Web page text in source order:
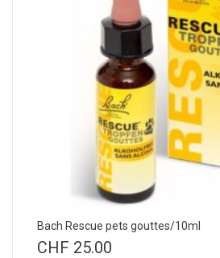
Bach Rescue pets gouttes/10ml
CHF 25.00